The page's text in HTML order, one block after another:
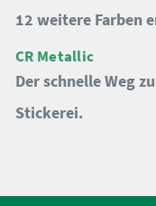
12 weitere Farben
CR Metallic
Der schnelle Weg
Stickerei.